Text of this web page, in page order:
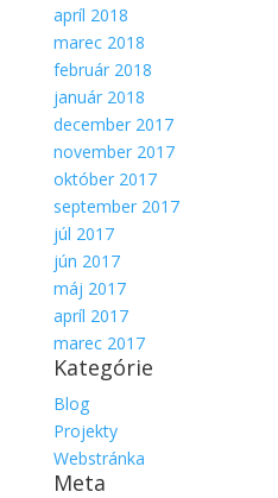
apríl 2018
marec 2018
február 2018
január 2018
december 2017
november 2017
október 2017
september 2017
júl 2017
jún 2017
máj 2017
apríl 2017
marec 2017
Kategórie
Blog
Projekty
Webstránka
Meta